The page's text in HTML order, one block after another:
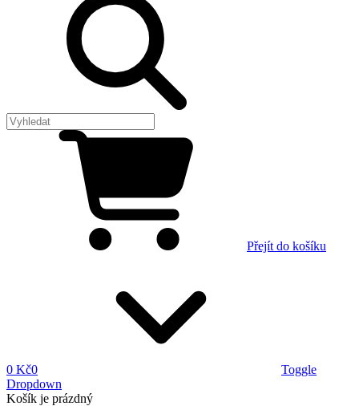
Přejít do košíku
0 Kč0
Toggle
Dropdown
Košík je prázdný